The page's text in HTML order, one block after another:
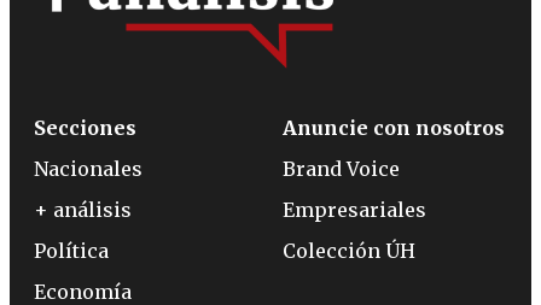
Secciones
Nacionales
+ análisis
Política
Economía
Anuncie con nosotros
Brand Voice
Empresariales
Colección ÚH